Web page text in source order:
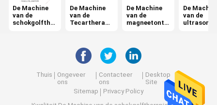
Microneedling Verwaarloosbaar rf
De Machine van de laserfysiotherapie
De Machine
van de
schokgolfthe
De Machine
van de
Tecartherapi
De Machine
van de
magneetonts
De
van de
ultrasone
Thuis
Ongeveer
ons
Contacteer
ons
Desktop
Site
Sitemap
Privacy Policy